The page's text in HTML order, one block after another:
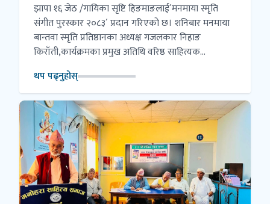
झापा १६ जेठ /गायिका सृष्टि हिङमाङलाई´मनमाया स्मृति
संगीत पुरस्कार २०८३´ प्रदान गरिएको छ। शनिबार मनमाया
बान्तवा स्मृति प्रतिष्ठानका अध्यक्ष गजलकार निहाङ
किराँती,कार्यक्रमका प्रमुख अतिथि वरिष्ठ साहित्यक...
थप पढ्नुहोस्